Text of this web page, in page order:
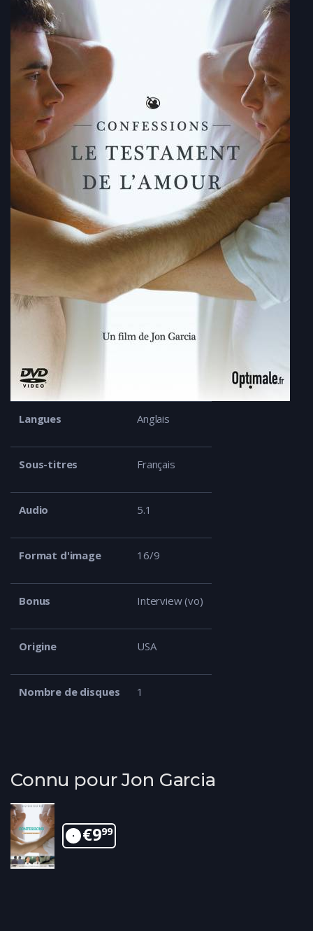
Langues Anglais
Sous-titres Français
Audio 5.1
Format d'image 16/9
Bonus Interview (vo)
Origine USA
Nombre de disques 1
Connu pour Jon Garcia
€999